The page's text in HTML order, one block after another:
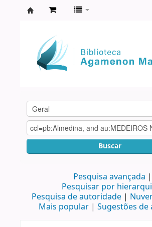
Agamenon
Magalhães
Buscar
Pesquisa avançada
Pesquisar por
Pesquisa de autoridade
Mais popular
Sugestões de